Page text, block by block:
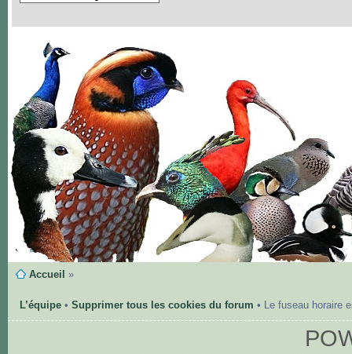
Accueil »
L’équipe• Supprimer tous les cookies du forum • Le fuseau horaire